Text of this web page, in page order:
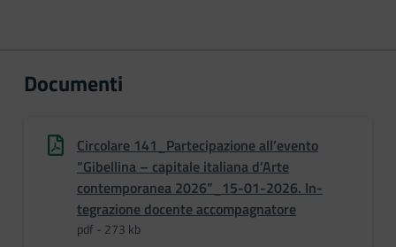
Documenti
Circolare 141_Partecipazione all’evento
“Gibellina – capitale italiana d’Arte
contemporanea 2026”_15-01-2026. In-
tegrazione docente accompagnatore
pdf - 273 kb